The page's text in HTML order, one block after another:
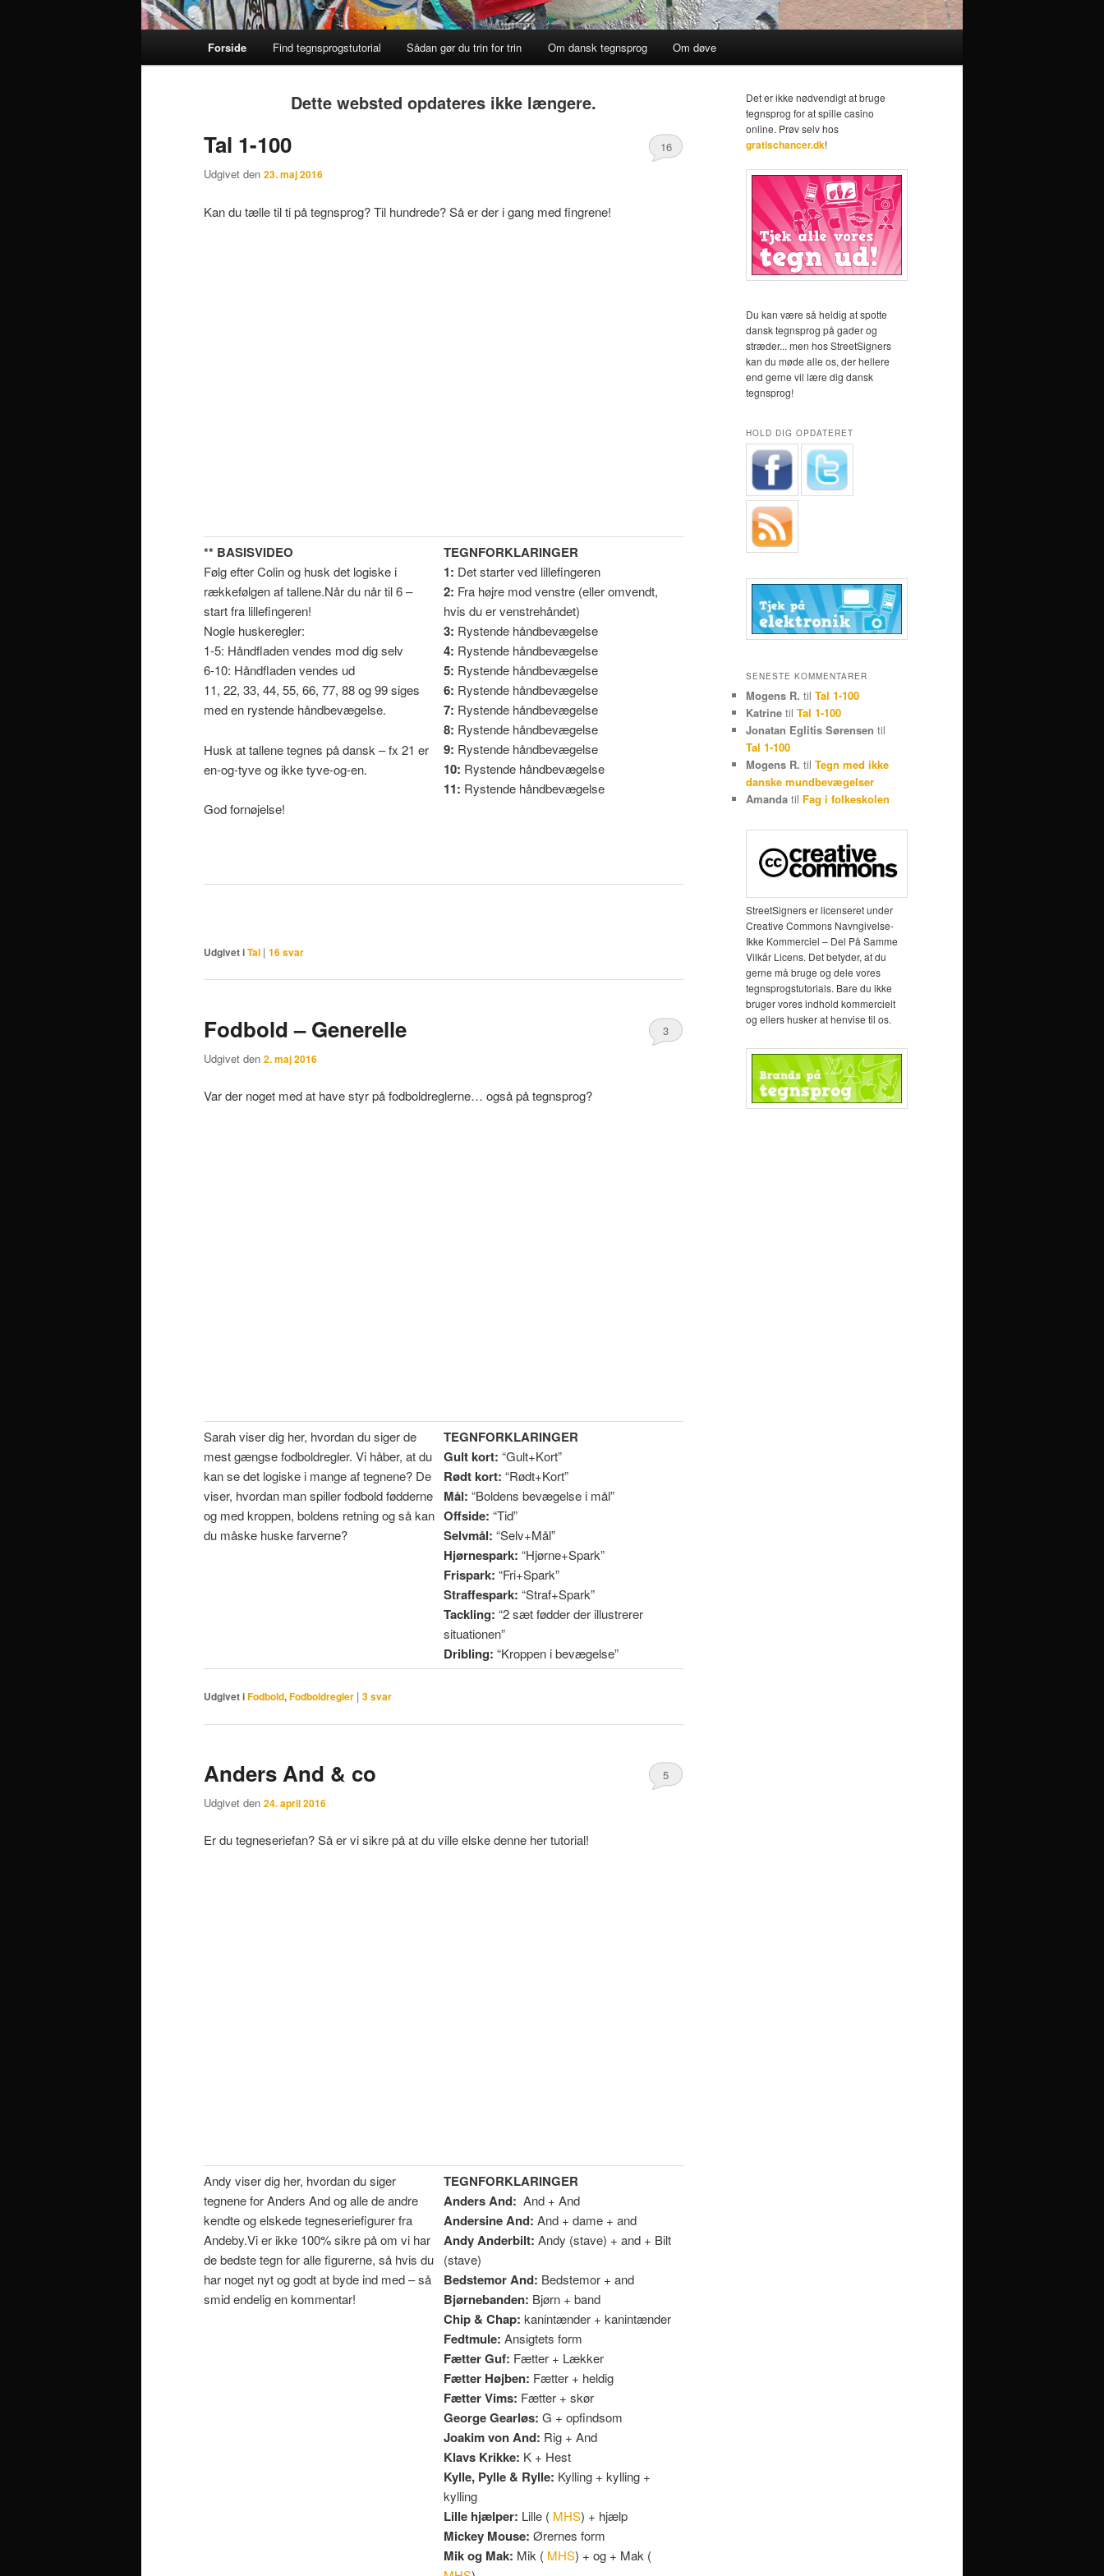
Fortsæt
indhold
Fortsæt
indhold
Forside Find tegnsprogstutorial Sådan gør du trin for trin Om dansk tegnsprog Om døve
Dette websted opdateres ikke længere.
Tal 1-100
Udgivet den 23. maj 2016
16
Kan du tælle til ti på tegnsprog? Til hundrede? Så er der i gang med fingrene!
** BASISVIDEO
Følg efter Colin og husk det logiske i
rækkefølgen af tallene.Når du når til 6 –
start fra lillefingeren!
Nogle huskeregler:
1-5: Håndfladen vendes mod dig selv
6-10: Håndfladen vendes ud
11, 22, 33, 44, 55, 66, 77, 88 og 99 siges
med en rystende håndbevægelse.
Husk at tallene tegnes på dansk – fx 21 er
en-og-tyve og ikke tyve-og-en.
God fornøjelse!
TEGNFORKLARINGER
1: Det starter ved lillefingeren
2: Fra højre mod venstre (eller omvendt,
hvis du er venstrehåndet)
3: Rystende håndbevægelse
4: Rystende håndbevægelse
5: Rystende håndbevægelse
6: Rystende håndbevægelse
7: Rystende håndbevægelse
8: Rystende håndbevægelse
9: Rystende håndbevægelse
10: Rystende håndbevægelse
11: Rystende håndbevægelse
Udgivet iTal | 16svar
Fodbold – Generelle
Udgivet den 2. maj 2016
3
Var der noget med at have styr på fodboldreglerne… også på tegnsprog?
Sarah viser dig her, hvordan du siger de
mest gængse fodboldregler. Vi håber, at du
kan se det logiske i mange af tegnene? De
viser, hvordan man spiller fodbold fødderne
og med kroppen, boldens retning og så kan
du måske huskefarverne?
TEGNFORKLARINGER
Gult kort: “Gult+Kort”
Rødt kort: “Rødt+Kort”
Mål: “Boldens bevægelse i mål”
Offside: “Tid”
Selvmål: “Selv+Mål”
Hjørnespark: “Hjørne+Spark”
Frispark: “Fri+Spark”
Straffespark: “Straf+Spark”
Tackling: “2 sæt fødder der illustrerer
situationen”
Dribling: “Kroppen i bevægelse”
Udgivet iFodbold,Fodboldregler | 3svar
Anders And & co
Udgivet den 24. april 2016
5
Er du tegneseriefan? Så er vi sikre på at du ville elske denne her tutorial!
Andy viser dig her, hvordan du siger
tegnene for Anders And og alle de andre
kendte og elskede tegneseriefigurer fra
Andeby.Vi er ikke 100% sikre på om vi har
de bedste tegn for alle figurerne, så hvis du
har noget nyt og godt at byde ind med – så
smid endelig en kommentar!
TEGNFORKLARINGER
Anders And: And + And
Andersine And: And + dame + and
Andy Anderbilt: Andy (stave) + and + Bilt
(stave)
Bedstemor And: Bedstemor + and
Bjørnebanden: Bjørn + band
Chip & Chap: kanintænder + kanintænder
Fedtmule: Ansigtets form
Fætter Guf: Fætter + Lækker
Fætter Højben: Fætter + heldig
Fætter Vims: Fætter + skør
George Gearløs: G + opfindsom
Joakim von And: Rig + And
Klavs Krikke: K + Hest
Kylle, Pylle & Rylle: Kylling + kylling +
kylling
Lille hjælper: Lille ( MHS) + hjælp
Mickey Mouse: Ørernes form
Mik og Mak: Mik ( MHS) + og + Mak (
Det er ikke nødvendigt at bruge
tegnsprog for at spille casino
online. Prøv selv hos
gratischancer.dk!
Du kan være så heldig at spotte
dansk tegnsprog på gader og
stræder... men hos StreetSigners
kan du møde alle os, der hellere
end gerne vil lære dig dansk
tegnsprog!
HOLD DIG OPDATERET
SENESTE KOMMENTARER
Mogens R. til Tal 1-100
Katrine til Tal 1-100
Jonatan Eglitis Sørensen til
Tal 1-100
Mogens R. til Tegn med ikke
danske mundbevægelser
Amanda til Fag i folkeskolen
StreetSigners er licenseret under
Creative Commons Navngivelse-
Ikke Kommerciel – Del På Samme
Vilkår Licens. Det betyder, at du
gerne må bruge og dele vores
tegnsprogstutorials. Bare du ikke
bruger vores indhold kommercielt
og ellers husker at henvise til os.